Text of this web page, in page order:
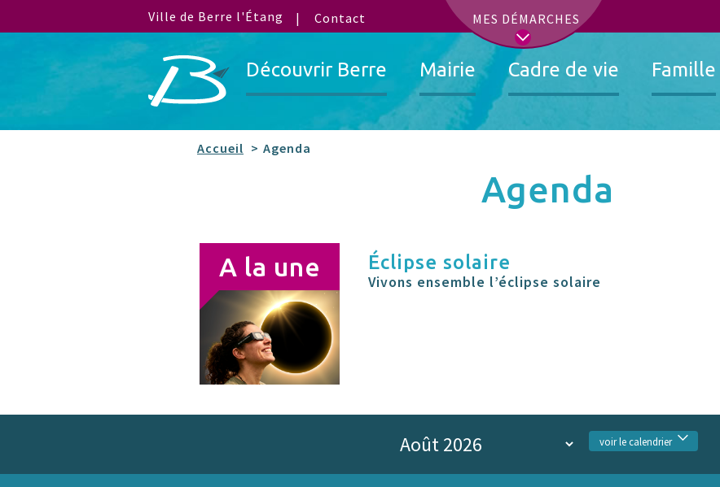
Ville de Berre l'Étang MES DÉMARCHES
Contact
Découvrir Berre Mairie Cadre de vie Famille
Accueil Agenda
Agenda
A la une Éclipse solaire
Vivons ensemble l’éclipse solaire
voir le calendrier